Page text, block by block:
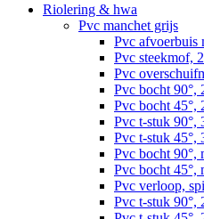
Riolering & hwa
Pvc manchet grijs
Pvc afvoerbuis
Pvc steekmof,
Pvc
Pvc bocht 90°,
Pvc bocht 45°,
Pvc t-stuk 90°,
Pvc t-stuk 45°,
Pvc bocht 90°,
Pvc bocht 45°,
Pvc verloop,
Pvc t-stuk 90°,